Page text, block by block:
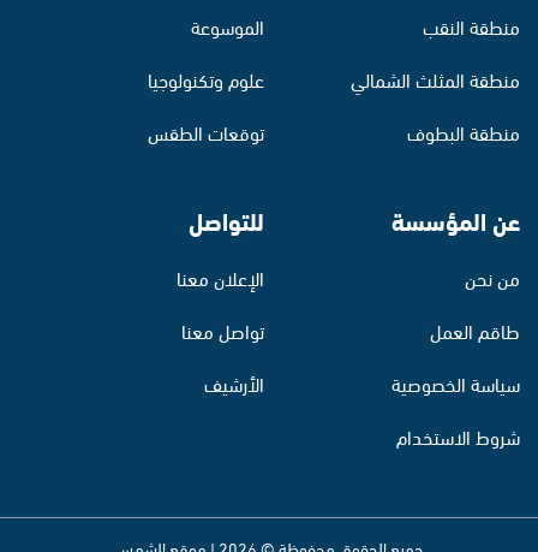
منطقة النقب
منطقة المثلث الشمالي
منطقة البطوف
الموسوعة
علوم وتكنولوجيا
توقعات الطقس
عن المؤسسة
من نحن
طاقم العمل
سياسة الخصوصية
شروط الاستخدام
للتواصل
الإعلان معنا
تواصل معنا
الأرشيف